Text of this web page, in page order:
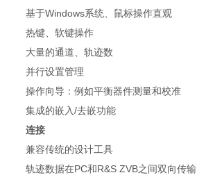
基于Windows系统、鼠标操作直观
热键、软键操作
大量的通道、轨迹数
并行设置管理
操作向导：例如平衡器件测量和校准
集成的嵌入/去嵌功能
连接
兼容传统的设计工具
轨迹数据在PC和R&S ZVB之间双向传输